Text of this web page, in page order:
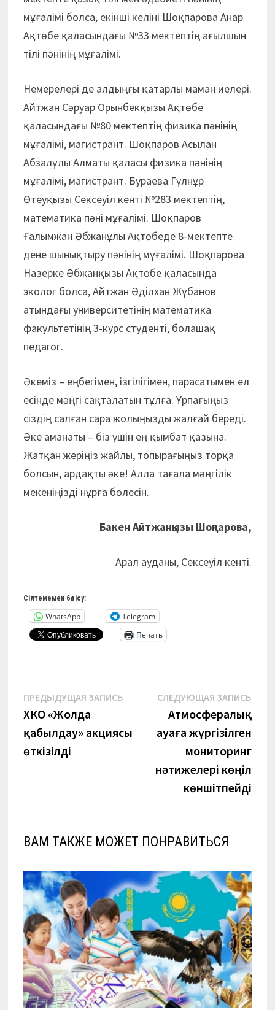
мұғалімі болса, екінші келіні Шоқпарова Анар
Ақтөбе қаласындағы №33 мектептің ағылшын
тілі пәнінің мұғалімі.
Немерелері де алдыңғы қатарлы маман иелері.
Айтжан Сәруар Орынбекқызы Ақтөбе
қаласындағы №80 мектептің физика пәнінің
мұғалімі, магистрант. Шоқпаров Асылан
Абзалұлы Алматы қаласы физика пәнінің
мұғалімі, магистрант. Бураева Гүлнұр
Өтеуқызы Сексеуіл кенті №283 мектептің,
математика пәні мұғалімі. Шоқпаров
Ғалымжан Әбжанұлы Ақтөбеде 8-мектепте
дене шынықтыру пәнінің мұғалімі. Шоқпарова
Назерке Әбжанқызы Ақтөбе қаласында
эколог болса, Айтжан Әділхан Жұбанов
атындағы университетінің математика
факультетінің 3-курс студенті, болашақ
педагог.
Әкеміз – еңбегімен, ізгілігімен, парасатымен ел
есінде мәңгі сақталатын тұлға. Ұрпағыңыз
сіздің салған сара жолыңызды жалғай береді.
Әке аманаты – біз үшін ең қымбат қазына.
Жатқан жеріңіз жайлы, топырағыңыз торқа
болсын, ардақты әке! Алла тағала мәңгілік
мекеніңізді нұрға бөлесін.
Бакен Айтжанқызы Шоқпарова,
Арал ауданы, Сексеуіл кенті.
Сілтемемен бөлісу:
WhatsApp
Telegram
Печать
Навигация
по
записям
ПРЕДЫДУЩАЯ ЗАПИСЬПредыдущая
ХҚКО «Жолда
қабылдау» акциясы
өткізілді
СЛЕДУЮЩАЯ ЗАПИСЬ
Атмосфералық
ауаға жүргізілген
мониторинг
нәтижелері көңіл
көншітпейді
ВАМ ТАКЖЕ МОЖЕТ ПОНРАВИТЬСЯ